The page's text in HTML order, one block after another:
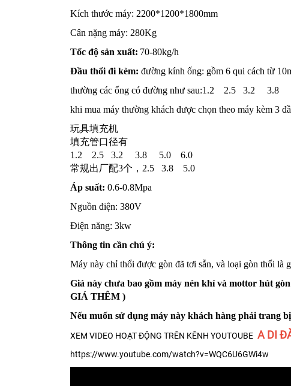
Kích thước máy: 2200*1200*1800mm
Cân nặng máy: 280Kg
Tốc độ sản xuất: 70-80kg/h
Đầu thổi đi kèm: đường kính ống: gồm 6 qui cách từ
thường các ống có đường như sau:1.2 2.5 3.2
khi mua máy thường khách được chọn theo máy kèm
玩具填充机
填充管口径有
1.2 2.5 3.2 3.8 5.0 6.0
常规出厂配3个，2.5 3.8 5.0
Áp suất: 0.6-0.8Mpa
Nguồn điện: 380V
Điện năng: 3kw
Thông tin cần chú ý:
Máy này chỉ thổi được gòn đã tơi sẵn, và loại gòn thổi là
Giá này chưa bao gồm máy nén khí và mottor hút
GIÁ THÊM )
Nếu muốn sử dụng máy này khách hàng phải trang
XEM VIDEO HOẠT ĐỘNG TRÊN KÊNH YOUTOUBE A DI
https://www.youtube.com/watch?v=WQC6U6GWi4w